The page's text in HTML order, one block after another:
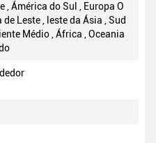
, Ámérica do Sul , Europa O
Leste , leste da Ásia , Sud
Médio , África , Oceania